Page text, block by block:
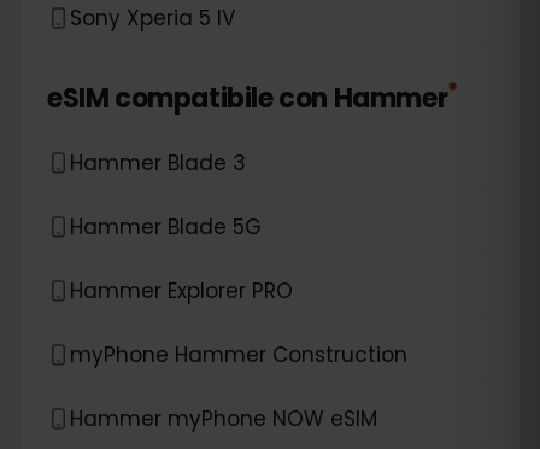
Sony Xperia 5 IV
eSIM compatibile con Hammer*
Hammer Blade 3
Hammer Blade 5G
Hammer Explorer PRO
myPhone Hammer Construction
Hammer myPhone NOW eSIM